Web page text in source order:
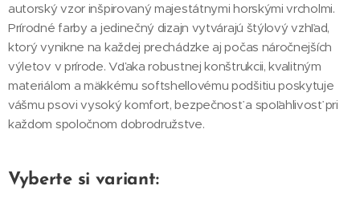
autorský vzor inšpirovaný majestátnymi horskými vrcholmi.
Prírodné farby a jedinečný dizajn vytvárajú štýlový vzhľad,
ktorý vynikne na každej prechádzke aj počas náročnejších
výletov v prírode. Vďaka robustnej konštrukcii, kvalitným
materiálom a mäkkému softshellovému podšitiu poskytuje
vášmu psovi vysoký komfort, bezpečnosť a spoľahlivosť pri
každom spoločnom dobrodružstve.
Vyberte si variant: